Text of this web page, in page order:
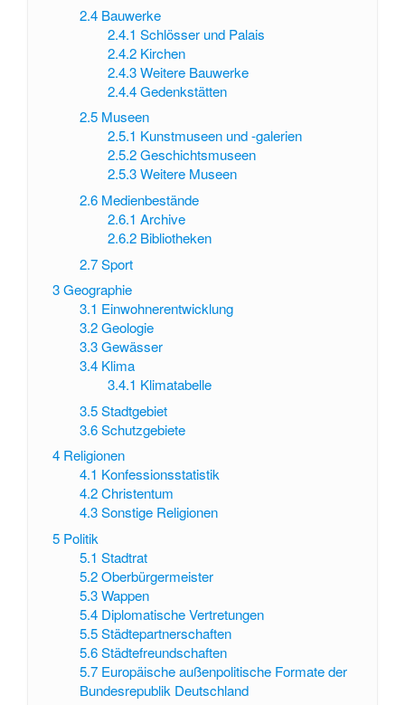
2.4 Bauwerke
2.4.1 Schlösser und Palais
2.4.2 Kirchen
2.4.3 Weitere Bauwerke
2.4.4 Gedenkstätten
2.5 Museen
2.5.1 Kunstmuseen und -galerien
2.5.2 Geschichtsmuseen
2.5.3 Weitere Museen
2.6 Medienbestände
2.6.1 Archive
2.6.2 Bibliotheken
2.7 Sport
3Geographie
3.1 Einwohnerentwicklung
3.2 Geologie
3.3 Gewässer
3.4 Klima
3.4.1 Klimatabelle
3.5 Stadtgebiet
3.6 Schutzgebiete
4 Religionen
4.1 Konfessionsstatistik
4.2 Christentum
4.3 Sonstige Religionen
5 Politik
5.1 Stadtrat
5.2 Oberbürgermeister
5.3 Wappen
5.4 Diplomatische Vertretungen
5.5 Städtepartnerschaften
5.6 Städtefreundschaften
5.7 Europäische außenpolitische Formate der
Bundesrepublik Deutschland